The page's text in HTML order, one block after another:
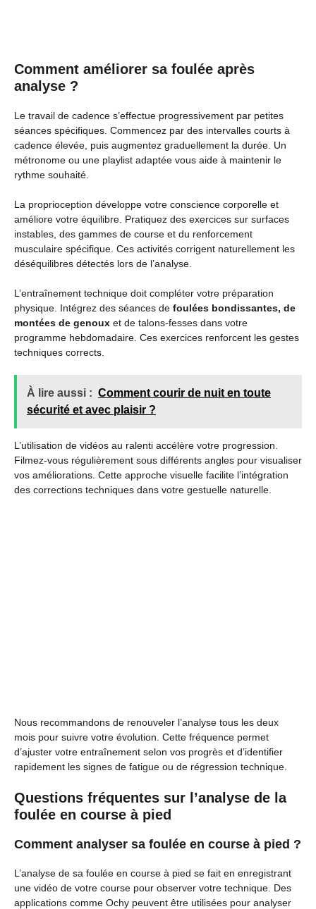
Comment améliorer sa foulée après
analyse ?
Le travail de cadence s’effectue progressivement par petites
séances spécifiques. Commencez par des intervalles courts à
cadence élevée, puis augmentez graduellement la durée. Un
métronome ou une playlist adaptée vous aide à maintenir le
rythme souhaité.
La proprioception développe votre conscience corporelle et
améliore votre équilibre. Pratiquez des exercices sur surfaces
instables, des gammes de course et du renforcement
musculaire spécifique. Ces activités corrigent naturellement les
déséquilibres détectés lors de l’analyse.
L’entraînement technique doit compléter votre préparation
physique. Intégrez des séances de foulées bondissantes, de
montées de genoux et de talons-fesses dans votre
programme hebdomadaire. Ces exercices renforcent les gestes
techniques corrects.
À lire aussi : Comment courir de nuit en toute
sécurité et avec plaisir ?
L’utilisation de vidéos au ralenti accélère votre progression.
Filmez-vous régulièrement sous différents angles pour visualiser
vos améliorations. Cette approche visuelle facilite l’intégration
des corrections techniques dans votre gestuelle naturelle.
Nous recommandons de renouveler l’analyse tous les deux
mois pour suivre votre évolution. Cette fréquence permet
d’ajuster votre entraînement selon vos progrès et d’identifier
rapidement les signes de fatigue ou de régression technique.
Questions fréquentes sur l’analyse de la
foulée en course à pied
Comment analyser sa foulée en course à pied ?
L’analyse de sa foulée en course à pied se fait en enregistrant
une vidéo de votre course pour observer votre technique. Des
applications comme Ochy peuvent être utilisées pour analyser